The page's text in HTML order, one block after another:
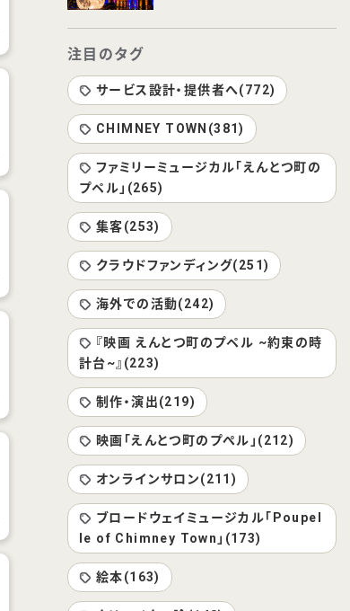
注目のタグ
サービス設計・提供者へ(772)
CHIMNEY TOWN(381)
ファミリーミュージカル「えんとつ町の
プペル」(265)
集客(253)
クラウドファンディング(251)
海外での活動(242)
『映画 えんとつ町のプペル ~約束の時
計台~』(223)
制作・演出(219)
映画「えんとつ町のプぺル」(212)
オンラインサロン(211)
ブロードウェイミュージカル「Poupel
le of Chimney Town」(173)
絵本(163)